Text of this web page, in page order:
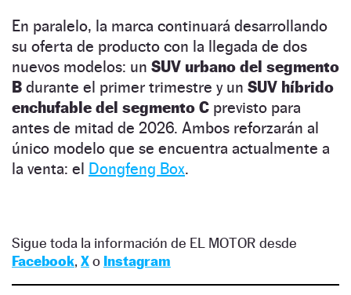
En paralelo, la marca continuará desarrollando
su oferta de producto con la llegada de dos
nuevos modelos: un SUV urbano del segmento
B durante el primer trimestre y un SUV híbrido
enchufable del segmento C previsto para
antes de mitad de 2026. Ambos reforzarán al
único modelo que se encuentra actualmente a
la venta: el Dongfeng Box.
Sigue toda la información de EL MOTOR desde
Facebook, Xo Instagram